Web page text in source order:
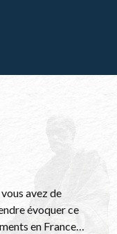
vous avez de
évoquer ce
en France…